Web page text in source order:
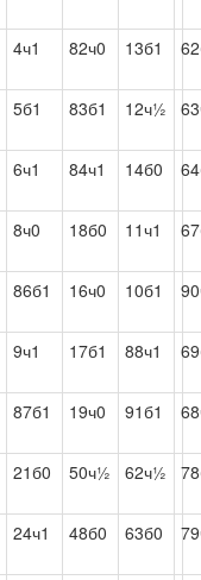
4ч1 82ч0 13б1
5б1 83б1 12ч½
6ч1 84ч1 14б0
8ч0 18б0 11ч1
86б1 16ч0 10б1
9ч1 17б1 88ч1
87б1 19ч0 91б1
21б0 50ч½ 62ч½
24ч1 48б0 63б0